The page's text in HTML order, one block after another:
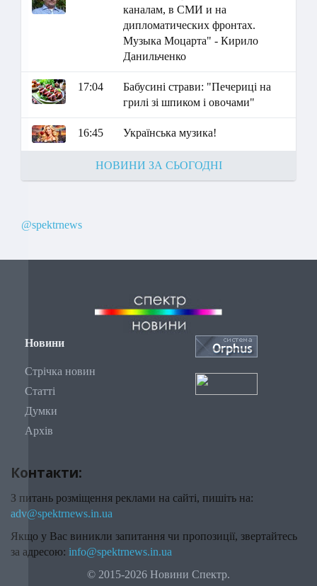
каналам, в СМИ и на
дипломатических фронтах.
Музыка Моцарта" - Кирило
Данильченко
17:04
Бабусині страви: "Печериці на
грилі зі шпиком і овочами"
16:45 Українська музика!
НОВИНИ ЗА СЬОГОДНІ
@spektrnews
Новини
Стрічка новин
Статті
Думки
Архів
Контакти:
З питань розміщення реклами на сайті, пишіть на:
adv@spektrnews.in.ua
Якщо у Вас виникли запитання чи пропозиції, звертайтесь
за адресою: info@spektrnews.in.ua
© 2015-2026 Новини Спектр.